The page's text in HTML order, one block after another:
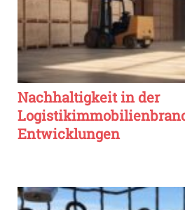
Nachhaltigkeit in der
Entwicklungen